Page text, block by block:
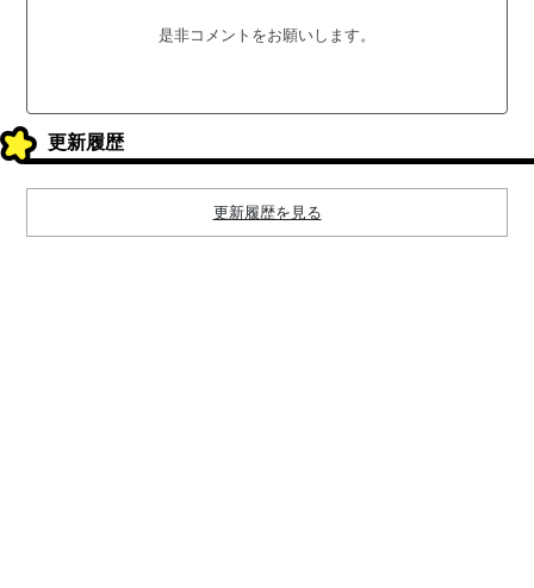
是非コメントをお願いします。
更新履歴
更新履歴を見る